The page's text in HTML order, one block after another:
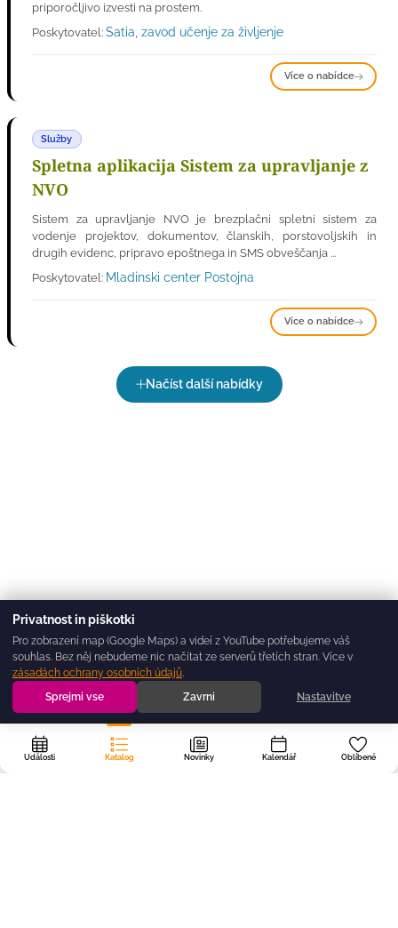
Události Katalog Novinky Kalendář Oblíbené
priporočljivo izvesti na prostem.
Poskytovatel: Satia, zavod učenje za življenje
Více o nabídce
Služby
Spletna aplikacija Sistem za upravljanje z
NVO
Sistem za upravljanje NVO je brezplačni spletni sistem za
vodenje projektov, dokumentov, članskih, porstovoljskih in
drugih evidenc, pripravo epoštnega in SMS obveščanja ...
Poskytovatel: Mladinski center Postojna
Více o nabídce
Načíst další nabídky
Privatnost in piškotki
Pro zobrazení map (Google Maps) a videí z YouTube potřebujeme váš
souhlas. Bez něj nebudeme nic načítat ze serverů třetích stran. Více v
zásadách ochrany osobních údajů.
Sprejmi vse
Zavrni Nastavitve